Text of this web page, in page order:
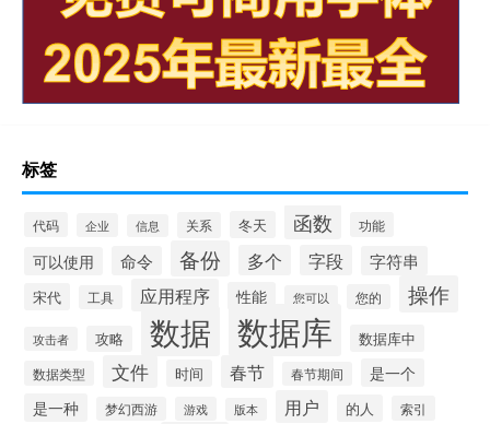
标签
代码 企业 信息 关系 冬天 函数 功能
可以使用 命令 备份 多个 字段 字符串
宋代 工具 应用程序 性能 您可以 您的 操作
攻击者 攻略 数据 数据库 数据库中
数据类型 文件 时间 春节 春节期间
是一个
是一种
梦幻西游 游戏 版本 用户 的人 索引